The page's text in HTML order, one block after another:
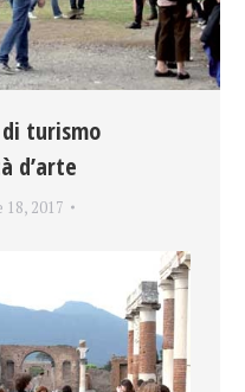
di turismo
d’arte
18, 2017